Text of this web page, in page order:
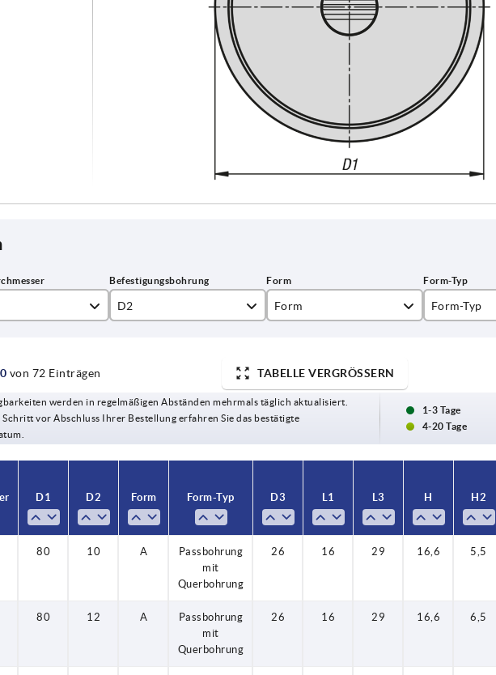
D2
14
Form
B
C
Form-Typ
von 72 Einträgen TABELLE VERGRÖSSERN
werden in regelmäßigen Abständen mehrmals täglich aktualisiert.
Schritt vor Abschluss Ihrer Bestellung erfahren Sie das bestätigte
1-3 Tage
4-20 Tage
D1 D2 Form Form-Typ D3 L1 L3 H H2
80 10 A
Passbohrung
mit
Querbohrung
26 16 29 16,6 5,5
80 12 A
Passbohrung
mit
Querbohrung
26 16 29 16,6 6,5